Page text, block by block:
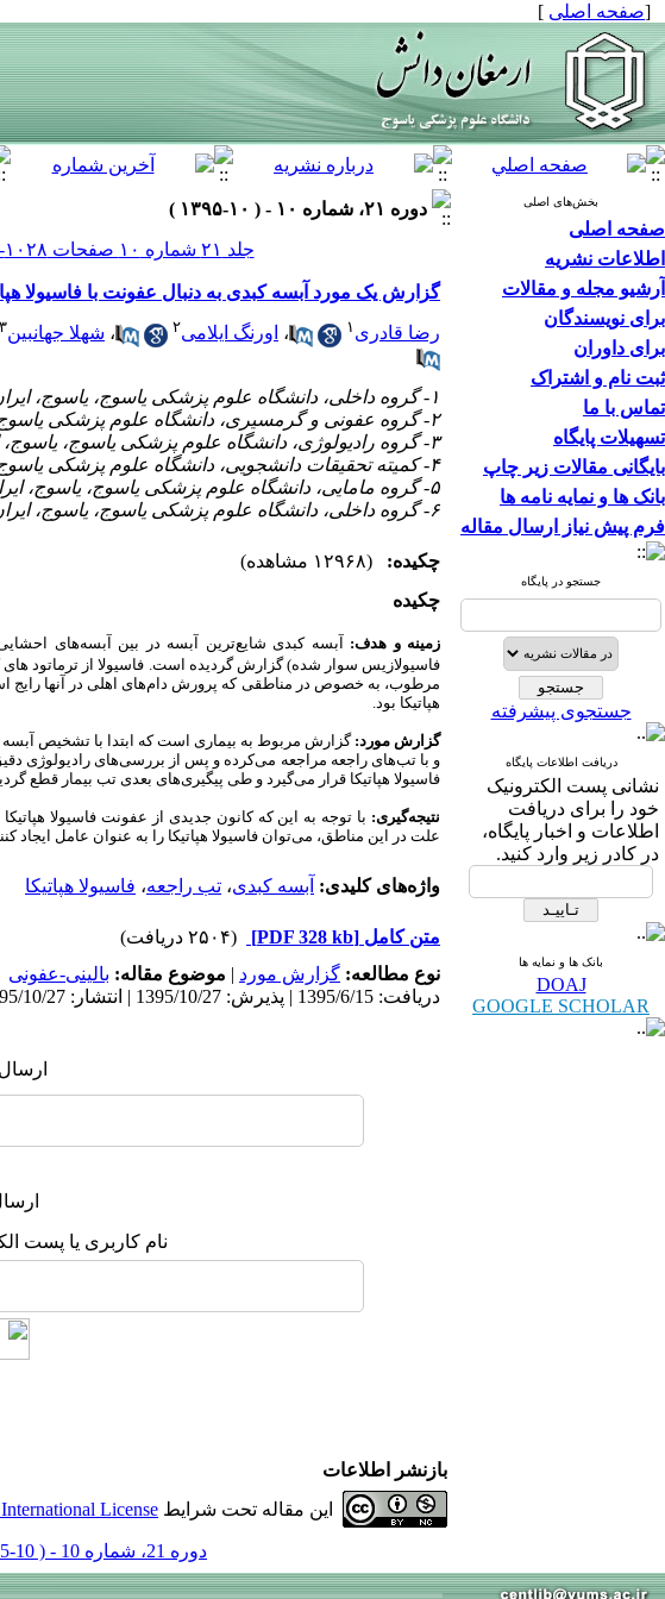
[صفحه اصلی ]
بخش‌های اصلی
صفحه اصلی
اطلاعات نشریه
آرشیو مجله و مقالات
برای نویسندگان
برای داوران
ثبت نام و اشتراک
تماس با ما
تسهیلات پایگاه
بایگانی مقالات زیر چاپ
بانک ها و نمایه نامه ها
فرم پیش نیاز ارسال مقاله
جستجو در پایگاه
جستجوی پیشرفته
دریافت اطلاعات پایگاه
نشانی پست الکترونیک
خود را برای دریافت
اطلاعات و اخبار پایگاه،
در کادر زیر وارد کنید.
بانک ها و نمایه ها
DOAJ
GOOGLE SCHOLAR
دوره ۲۱، شماره ۱۰ - ( ۱۰-۱۳۹۵ )
جلد ۲۱ شماره ۱۰ صفحات ۱۰۲۸-۱۰۲۲
گزارش یک مورد آبسه کبدی به دنبال عفونت با فاسیولا
رضا قادری ۱ ، اورنگ ایلامی۲ ، شهلا جهانبین۳
۱- گروه داخلی، دانشگاه علوم پزشکی یاسوج، یاسوج، ایران
۲- گروه عفونی و گرمسیری، دانشگاه علوم پزشکی یاسوج، یاسوج، ایران
۳- گروه رادیولوژی، دانشگاه علوم پزشکی یاسوج، یاسوج، ایران
۴- کمیته تحقیقات دانشجویی، دانشگاه علوم پزشکی یاسوج، یاسوج، ایران،
۵- گروه مامایی، دانشگاه علوم پزشکی یاسوج، یاسوج، ایران
۶- گروه داخلی، دانشگاه علوم پزشکی یاسوج، یاسوج، ایران ،
چکیده:
(۱۲۹۶۸ مشاهده)
چکیده
زمینه و هدف: آبسه کبدی شایع‌ترین آبسه در بین آبسه‌های
فاسیولازیس سوار شده) گزارش گردیده است. فاسیولا از ترماتود
مرطوب، به خصوص در مناطقی که پرورش دام‌های اهلی در آنها رایج
هپاتیکا بود.
گزارش مورد: گزارش مربوط به بیماری است که ابتدا با تشخیص آبسه
و با تب‌های راجعه مراجعه می‌کرده و پس از بررسی‌های رادیولوژی
فاسیولا هپاتیکا قرار می‌گیرد و طی پیگیری‌های بعدی تب بیمار قطع
نتیجه‌گیری: با توجه به این که کانون جدیدی از عفونت فاسیولا
علت در این مناطق، می‌توان فاسیولا هپاتیکا را به عنوان عامل ایجاد
واژه‌های کلیدی: آبسه کبدی، تب راجعه، فاسیولا هپاتیکا
متن کامل [PDF 328 kb]
(۲۵۰۴ دریافت)
نوع مطالعه: گزارش مورد | موضوع مقاله: بالینی-عفونی
دریافت: 1395/6/15 | پذیرش: 1395/10/27 | انتشار: 1395/10/27
نام کاربری یا پست
بازنشر اطلاعات
این مقاله تحت شرایط License
دوره 21، شماره 10 - ( 10-1395 )